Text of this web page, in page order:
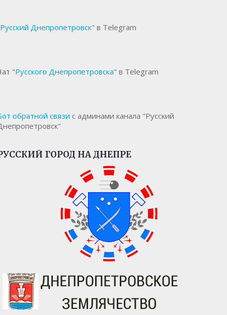
Русский Днепропетровск" в Telegram
"Русского Днепропетровска" в Telegram
обратной связи с админами канала "Русский
ГОРОД НА ДНЕПРЕ